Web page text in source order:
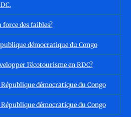
des faibles?
démocratique du Congo
l’écotourisme en RDC?
démocratique du Congo
démocratique du Congo